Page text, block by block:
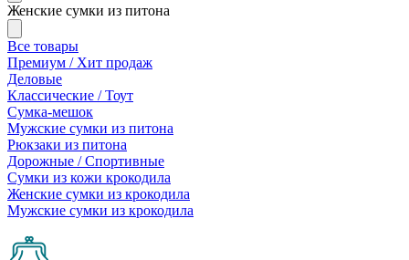
Женские сумки из питона
Все товары
Премиум / Хит продаж
Деловые
Классические / Тоут
Сумка-мешок
Мужские сумки из питона
Рюкзаки из питона
Дорожные / Спортивные
Сумки из кожи крокодила
Женские сумки из крокодила
Мужские сумки из крокодила